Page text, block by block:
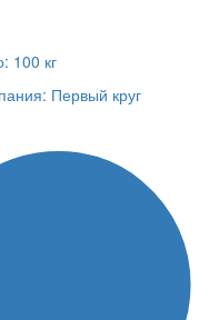
100 кг
Первый круг